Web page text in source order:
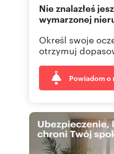
Nie znalazłeś
wymarzonej
Określ swoje
otrzymuj
Powiadom